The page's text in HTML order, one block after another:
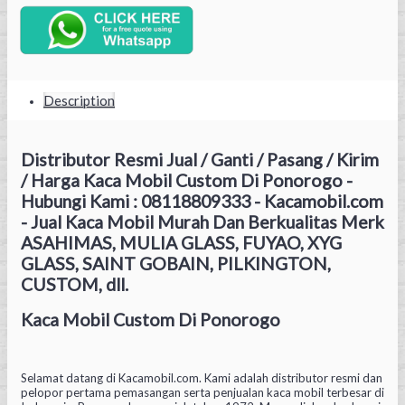
Description
Distributor Resmi Jual / Ganti / Pasang / Kirim
/ Harga Kaca Mobil Custom Di Ponorogo -
Hubungi Kami : 08118809333 - Kacamobil.com
- Jual Kaca Mobil Murah Dan Berkualitas Merk
ASAHIMAS, MULIA GLASS, FUYAO, XYG
GLASS, SAINT GOBAIN, PILKINGTON,
CUSTOM, dll.
Kaca Mobil Custom Di Ponorogo
Selamat datang di Kacamobil.com. Kami adalah distributor resmi dan
pelopor pertama pemasangan serta penjualan kaca mobil terbesar di